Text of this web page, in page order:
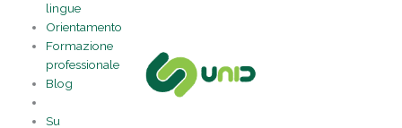
lingue
Orientamento
Formazione
professionale
Blog
Su